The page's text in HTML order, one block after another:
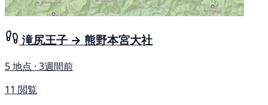
滝尻王子 → 熊野本宮大社
5 地点 · 3週間前
11 閲覧